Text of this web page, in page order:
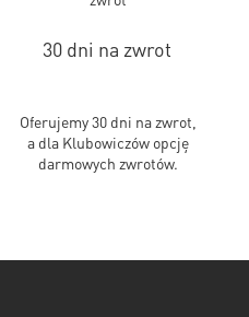
30 dni na zwrot
Oferujemy 30 dni na zwrot,
a dla Klubowiczów opcję
darmowych zwrotów.